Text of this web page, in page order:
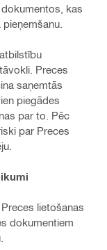
kas
Preces
saņemtās
piegādes
par to. Pēc
par Preces
lietošanas
dokumentiem